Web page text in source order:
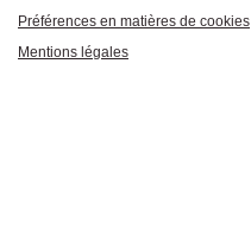
Préférences en matières de cookies
Mentions légales